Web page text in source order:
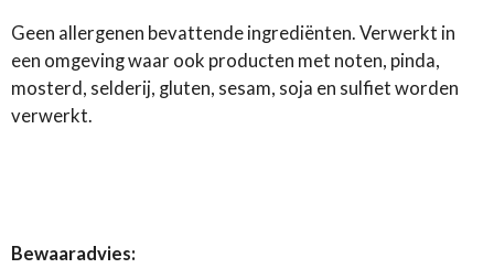
Geen allergenen bevattende ingrediënten. Verwerkt in
een omgeving waar ook producten met noten, pinda,
mosterd, selderij, gluten, sesam, soja en sulfiet worden
verwerkt.
Bewaaradvies: